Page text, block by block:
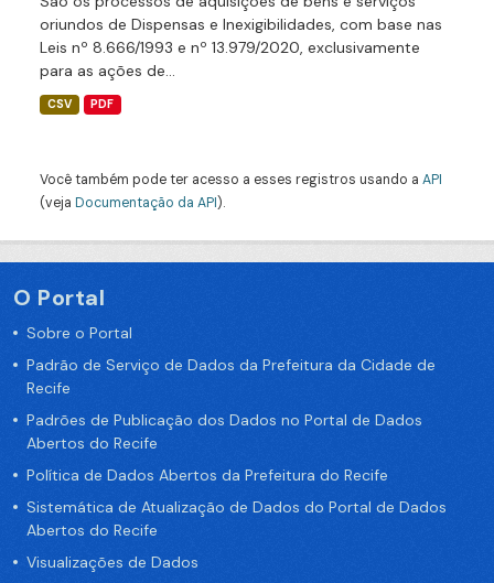
oriundos de Dispensas e Inexigibilidades, com base nas
Leis nº 8.666/1993 e nº 13.979/2020, exclusivamente
para as ações de...
CSV PDF
Você também pode ter acesso a esses registros usando a API
(veja Documentação da API).
O Portal
Sobre o Portal
Padrão de Serviço de Dados da Prefeitura da Cidade de
Recife
Padrões de Publicação dos Dados no Portal de Dados
Abertos do Recife
Política de Dados Abertos da Prefeitura do Recife
Sistemática de Atualização de Dados do Portal de Dados
Abertos do Recife
Visualizações de Dados